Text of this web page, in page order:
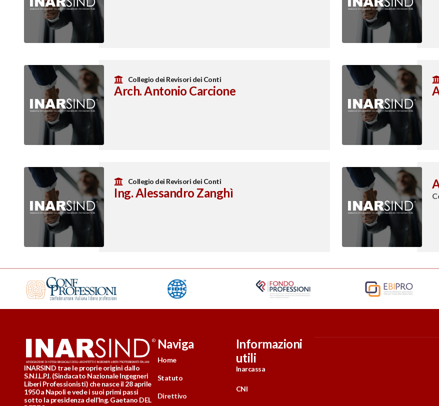
Collegio dei Revisori dei Conti
Arch. Antonio Carcione
Collegio dei Revisori dei Conti
Ing. Alessandro Zanghì
INARSIND trae le proprie origini dallo
S.N.I.L.P.I. (Sindacato Nazionale Ingegneri
Liberi Professionisti) che nasce il 28 aprile
1950 a Napoli e vede i suoi primi passi
sotto la presidenza dell’Ing. Gaetano DEL
Naviga
Home
Statuto
Direttivo
Informazioni
utili
Inarcassa
CNI